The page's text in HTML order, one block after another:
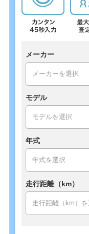
メーカー
モデル
年式
走行距離（km）